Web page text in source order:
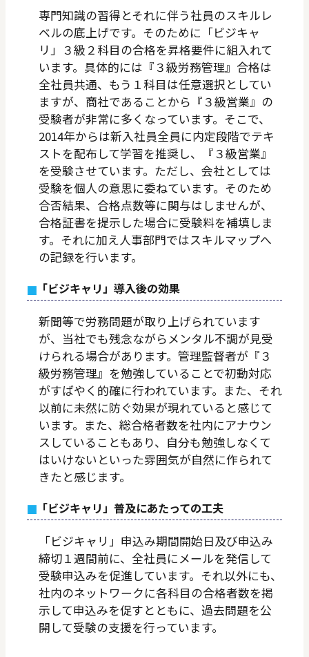
専門知識の習得とそれに伴う社員のスキルレ
ベルの底上げです。そのために「ビジキャ
リ」３級２科目の合格を昇格要件に組入れて
います。具体的には『３級労務管理』合格は
全社員共通、もう１科目は任意選択としてい
ますが、商社であることから『３級営業』の
受験者が非常に多くなっています。そこで、
2014年からは新入社員全員に内定段階でテキ
ストを配布して学習を推奨し、『３級営業』
を受験させています。ただし、会社としては
受験を個人の意思に委ねています。そのため
合否結果、合格点数等に関与はしませんが、
合格証書を提示した場合に受験料を補填しま
す。それに加え人事部門ではスキルマップへ
の記録を行います。
「ビジキャリ」導入後の効果
新聞等で労務問題が取り上げられています
が、当社でも残念ながらメンタル不調が見受
けられる場合があります。管理監督者が『３
級労務管理』を勉強していることで初動対応
がすばやく的確に行われています。また、それ
以前に未然に防ぐ効果が現れていると感じて
います。また、総合格者数を社内にアナウン
スしていることもあり、自分も勉強しなくて
はいけないといった雰囲気が自然に作られて
きたと感じます。
「ビジキャリ」普及にあたっての工夫
「ビジキャリ」申込み期間開始日及び申込み
締切１週間前に、全社員にメールを発信して
受験申込みを促進しています。それ以外にも、
社内のネットワークに各科目の合格者数を掲
示して申込みを促すとともに、過去問題を公
開して受験の支援を行っています。